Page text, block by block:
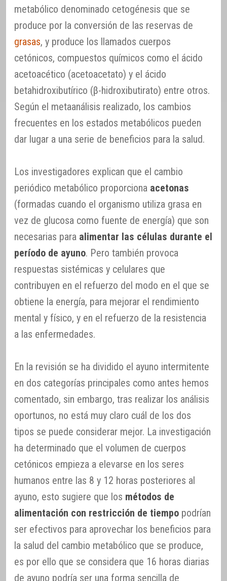
metabólico denominado cetogénesis que se
produce por la conversión de las reservas de
grasas, y produce los llamados cuerpos
cetónicos, compuestos químicos como el ácido
acetoacético (acetoacetato) y el ácido
betahidroxibutírico (β-hidroxibutirato) entre otros.
Según el metaanálisis realizado, los cambios
frecuentes en los estados metabólicos pueden
dar lugar a una serie de beneficios para la salud.
Los investigadores explican que el cambio
periódico metabólico proporciona acetonas
(formadas cuando el organismo utiliza grasa en
vez de glucosa como fuente de energía) que son
necesarias para alimentar las células durante el
período de ayuno. Pero también provoca
respuestas sistémicas y celulares que
contribuyen en el refuerzo del modo en el que se
obtiene la energía, para mejorar el rendimiento
mental y físico, y en el refuerzo de la resistencia
a las enfermedades.
En la revisión se ha dividido el ayuno intermitente
en dos categorías principales como antes hemos
comentado, sin embargo, tras realizar los análisis
oportunos, no está muy claro cuál de los dos
tipos se puede considerar mejor. La investigación
ha determinado que el volumen de cuerpos
cetónicos empieza a elevarse en los seres
humanos entre las 8 y 12 horas posteriores al
ayuno, esto sugiere que los métodos de
alimentación con restricción de tiempo podrían
ser efectivos para aprovechar los beneficios para
la salud del cambio metabólico que se produce,
es por ello que se considera que 16 horas diarias
de ayuno podría ser una forma sencilla de